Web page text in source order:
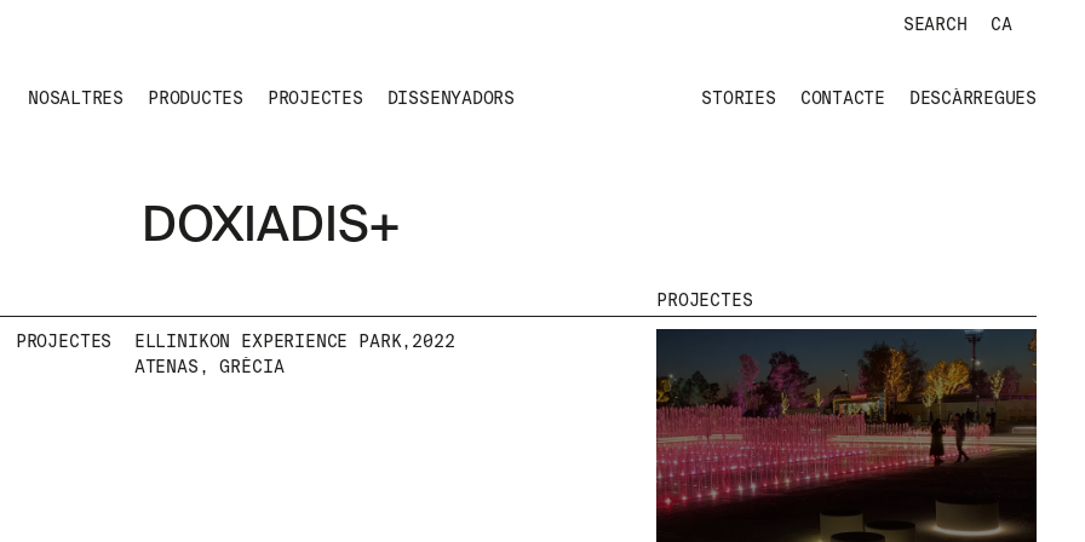
SEARCH CA
NOSALTRES PRODUCTES PROJECTES DISSENYADORS STORIES CONTACTE DESCÀRREGUES
DOXIADIS+
PROJECTES
ELLINIKON EXPERIENCE PARK,
ATENAS, GRÈCIA
2022
PROJECTES